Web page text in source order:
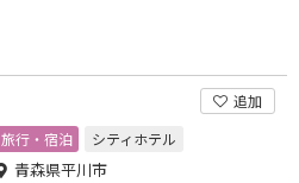
追加
旅行・宿泊
シティホテル
青森県平川市